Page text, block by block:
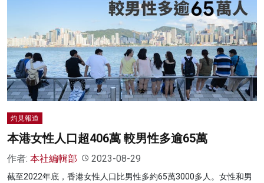
灼見報道
本港女性人口超406萬 較男性多逾65萬
作者: 本社編輯部 2023-08-29
截至2022年底，香港女性人口比男性多約65萬3000多人。女性和男